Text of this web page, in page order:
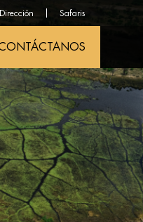
Dirección Safaris